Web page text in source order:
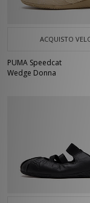
ACQUISTO
PUMA Speedcat
Wedge Donna